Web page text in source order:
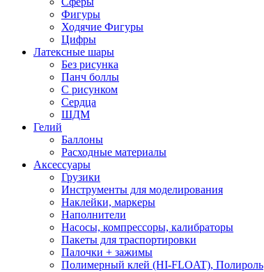
Фигуры
Ходячие Фигуры
Цифры
Латексные шары
Без рисунка
Панч боллы
С рисунком
Сердца
ШДМ
Гелий
Баллоны
Расходные материалы
Аксессуары
Грузики
Инструменты для моделирования
Наклейки, маркеры
Наполнители
Насосы, компрессоры, калибраторы
Пакеты для траспортировки
Палочки + зажимы
Полимерный клей (HI-FLOAT), Полироль